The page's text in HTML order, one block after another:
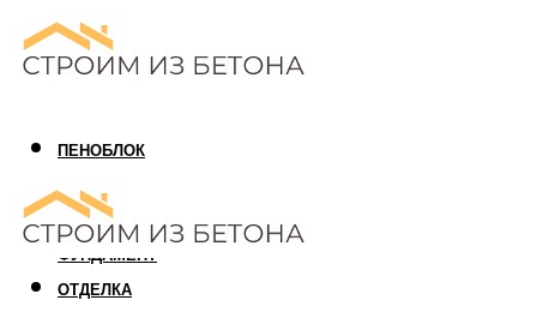
ПЕНОБЛОК
ГАЗОБЛОК
АРБОЛИТОВЫЙ БЛОК
ФУНДАМЕНТ
ОТДЕЛКА